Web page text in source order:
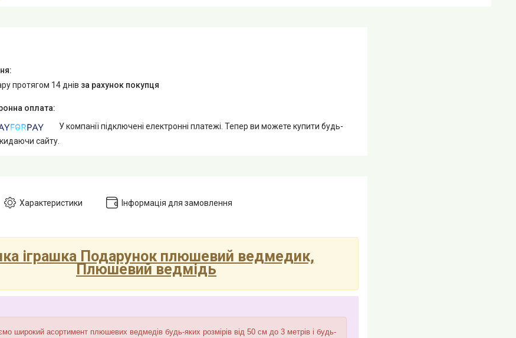
протягом 14 днів за рахунок покупця
У компанії підключені електронні платежі. Тепер ви можете купити будь-
сайту.
Характеристики Інформація для замовлення
іграшка Подарунок плюшевий ведмедик,
Плюшевий ведмідь
широкий асортимент плюшевих ведмедів будь-яких розмірів від 50 см до 3 метрів і будь-